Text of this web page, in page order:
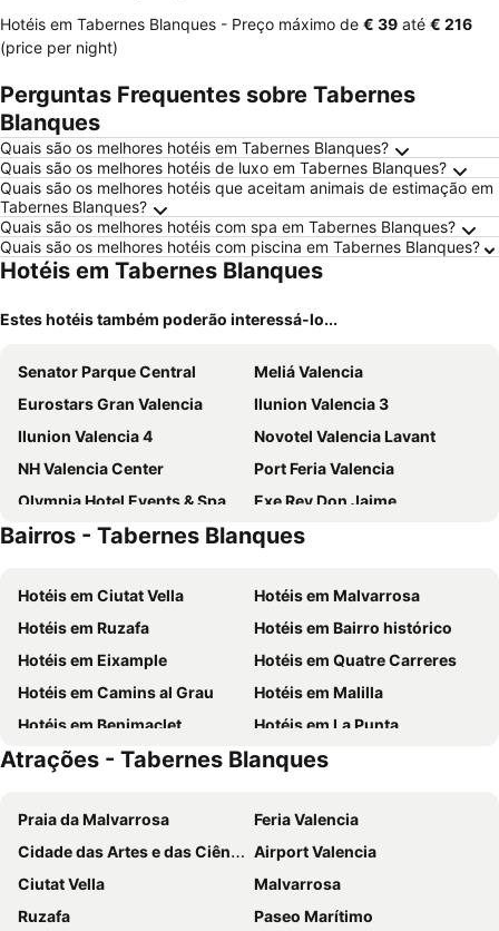
Hotéis em Tabernes Blanques - Preço máximo de ‎€ 39 até ‎€ 216
(price per night)
Perguntas Frequentes sobre Tabernes
Blanques
Quais são os melhores hotéis em Tabernes Blanques?
Quais são os melhores hotéis de luxo em Tabernes Blanques?
Quais são os melhores hotéis que aceitam animais de estimação em
Tabernes Blanques?
Quais são os melhores hotéis com spa em Tabernes Blanques?
Quais são os melhores hotéis com piscina em Tabernes Blanques?
Hotéis em Tabernes Blanques
Estes hotéis também poderão interessá-lo...
Senator Parque Central
Meliá Valencia
Eurostars Gran Valencia
Ilunion Valencia 3
Ilunion Valencia 4
Novotel Valencia Lavant
NH Valencia Center
Port Feria Valencia
Olympia Hotel Events & Spa
Exe Rey Don Jaime
NH Valencia Las Artes
Hotel Beleret
Sercotel Sorolla Palace
Holiday Inn Express Ciudad de las Ciencias
Ilunion Aqua 4
INNSiDE by Melia Valencia Oceanic
Hotel Turia Valencia
Checkin Valencia Ciscar
Hotel Kramer
Ibis Budget Valencia Centro Puerto
Casual Socarrat Valencia
Hotel Malcom and Barret
Meliá Plaza
Barceló Valencia
Limin Hostel Capsules
Resa Patacona
One Shot Colón
Ilunion Aqua 3
DWO Valencia
Flag Hotel Valencia
Las Arenas Balneario Resort
Hotel Neptuno
Bairros - Tabernes Blanques
Hotéis em Ciutat Vella
Hotéis em Malvarrosa
Hotéis em Ruzafa
Hotéis em Bairro histórico
Hotéis em Eixample
Hotéis em Quatre Carreres
Hotéis em Camins al Grau
Hotéis em Malilla
Hotéis em Benimaclet
Hotéis em La Punta
Hotéis em Torrefiel
Hotéis em Extramurs
Hotéis em Exposició
Hotéis em Campanar
Hotéis em Patraix
Hotéis em Gran Vía
Hotéis em Beteró
Hotéis em Benicalap
Hotéis em L'Oliveret
Hotéis em Sant Isidre
Atrações - Tabernes Blanques
Praia da Malvarrosa
Feria Valencia
Cidade das Artes e das Ciências
Airport Valencia
Ciutat Vella
Malvarrosa
Ruzafa
Paseo Marítimo